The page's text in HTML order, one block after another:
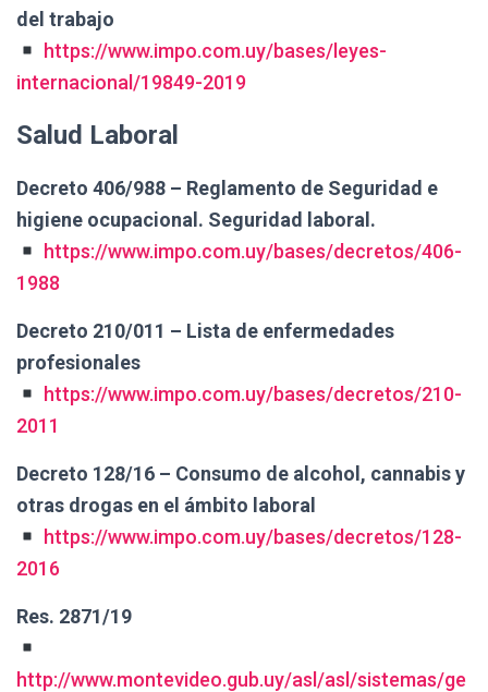
del trabajo
https://www.impo.com.uy/bases/leyes-
internacional/19849-2019
Salud Laboral
Decreto 406/988 – Reglamento de Seguridad e
higiene ocupacional. Seguridad laboral.
https://www.impo.com.uy/bases/decretos/406-
1988
Decreto 210/011 – Lista de enfermedades
profesionales
https://www.impo.com.uy/bases/decretos/210-
2011
Decreto 128/16 – Consumo de alcohol, cannabis y
otras drogas en el ámbito laboral
https://www.impo.com.uy/bases/decretos/128-
2016
Res. 2871/19
http://www.montevideo.gub.uy/asl/asl/sistemas/ge